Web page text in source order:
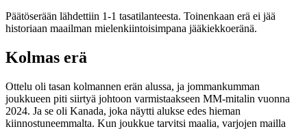
Päätöserään lähdettiin 1-1 tasatilanteesta. Toinenkaan erä ei jää
historiaan maailman mielenkiintoisimpana jääkiekkoeränä.
Kolmas erä
Ottelu oli tasan kolmannen erän alussa, ja jommankumman
joukkueen piti siirtyä johtoon varmistaakseen MM-mitalin vuonna
2024. Ja se oli Kanada, joka näytti alukse edes hieman
kiinnostuneemmalta. Kun joukkue tarvitsi maalia, varjojen mailla